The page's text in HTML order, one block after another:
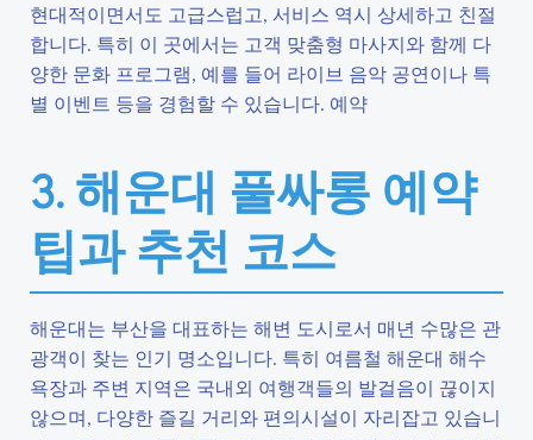
현대적이면서도 고급스럽고, 서비스 역시 상세하고 친절
합니다. 특히 이 곳에서는 고객 맞춤형 마사지와 함께 다
양한 문화 프로그램, 예를 들어 라이브 음악 공연이나 특
별 이벤트 등을 경험할 수 있습니다. 예약
3. 해운대 풀싸롱 예약
팁과 추천 코스
해운대는 부산을 대표하는 해변 도시로서 매년 수많은 관
광객이 찾는 인기 명소입니다. 특히 여름철 해운대 해수
욕장과 주변 지역은 국내외 여행객들의 발걸음이 끊이지
않으며, 다양한 즐길 거리와 편의시설이 자리잡고 있습니